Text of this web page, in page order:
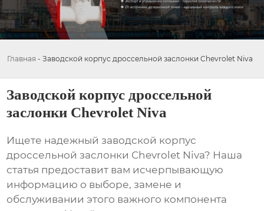
Главная - Заводской корпус дроссельной заслонки Chevrolet Niva
Заводской корпус дроссельной
заслонки Chevrolet Niva
Ищете надежныйзаводской корпус
дроссельной заслонки Chevrolet Niva? Наша
статья предоставит вам исчерпывающую
информацию о выборе, замене и
обслуживании этого важного компонента